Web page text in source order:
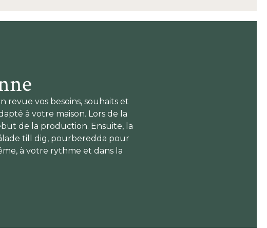
revue vos besoins, souhaits et
à votre maison. Lors de la
de la production. Ensuite, la
till dig, pourberedda pour
à votre rythme et dans la